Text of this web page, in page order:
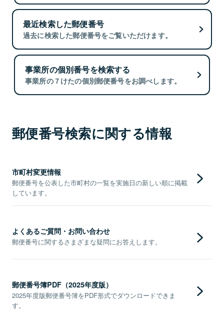
最近検索した郵便番号
過去に検索した郵便番号をご覧いただけます。
事業所の個別番号を検索する
事業所の７けたの個別郵便番号をお調べします。
郵便番号検索に関する情報
市町村変更情報
郵便番号を公表した市町村の一覧を実施日の新しい順に掲載
しています。
よくあるご質問・お問い合わせ
郵便番号に関するさまざまな疑問にお答えします。
郵便番号簿PDF（2025年度版）
2025年度版郵便番号簿をPDF形式でダウンロードできま
す。